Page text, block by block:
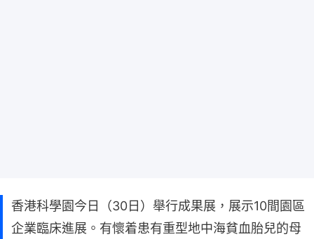
香港科學園今日（30日）舉行成果展，展示10間園區
企業臨床進展。有懷着患有重型地中海貧血胎兒的母